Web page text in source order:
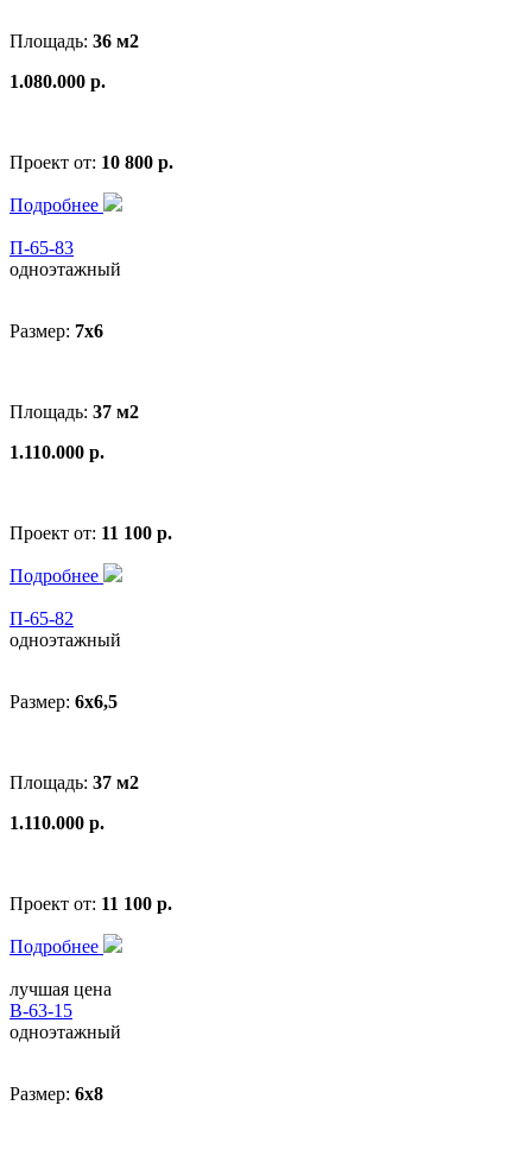
Площадь: 36 м2
1.080.000 р.
Проект от: 10 800 р.
Подробнее
П-65-83
одноэтажный
Размер: 7x6
Площадь: 37 м2
1.110.000 р.
Проект от: 11 100 р.
Подробнее
П-65-82
одноэтажный
Размер: 6x6,5
Площадь: 37 м2
1.110.000 р.
Проект от: 11 100 р.
Подробнее
лучшая цена
В-63-15
одноэтажный
Размер: 6x8